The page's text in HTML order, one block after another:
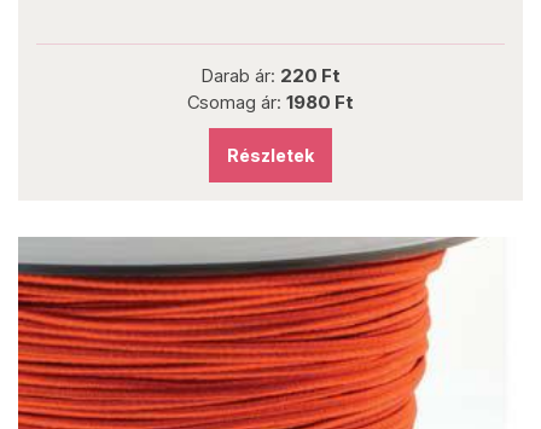
Darab ár: 220 Ft
Csomag ár: 1980 Ft
Részletek